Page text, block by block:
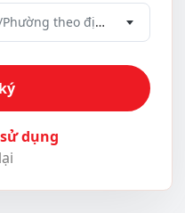
Chọn Quận/Huyện (hoặc Xã/Phường theo địa chỉ mới)
dụng